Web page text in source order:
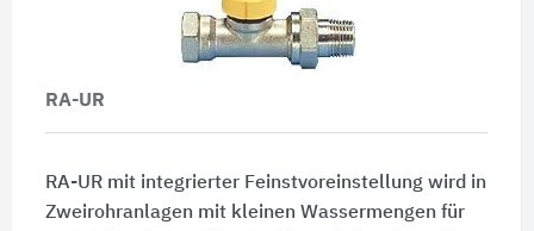
RA-UR
RA-UR mit integrierter Feinstvoreinstellung wird in
Zweirohranlagen mit kleinen Wassermengen für